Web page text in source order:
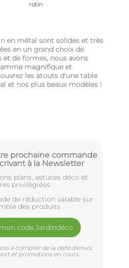
rotin
en métal sont solides et très
en un grand choix de
et de formes, nous avons
magnifique et
les atouts d'une table
et nos plus beaux modèles !
prochaine commande
à la Newsletter
plans, astuces déco et
privilègiées
de réduction valable sur
des produits
code Jardindéco
à compter de la date d'envoi.
et promotions en cours.